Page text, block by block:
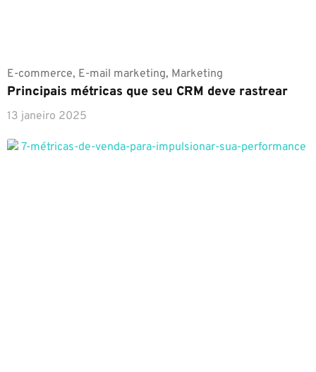
E-commerce, E-mail marketing, Marketing
Principais métricas que seu CRM deve rastrear
13 janeiro 2025